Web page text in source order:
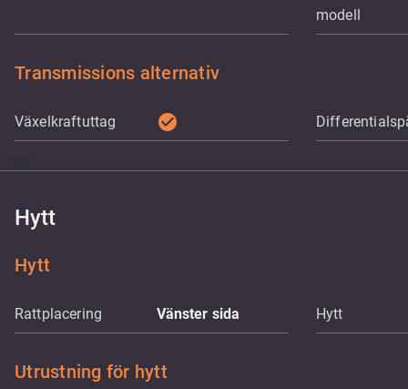
modell
Transmissions alternativ
Växelkraftuttag check_circle
Hytt
Hytt
Rattplacering Vänster sida Hytt
Utrustning för hytt